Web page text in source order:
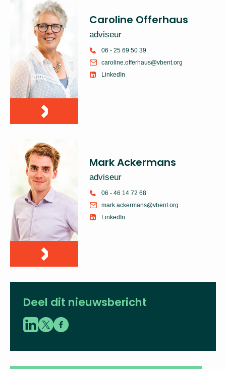
Caroline Offerhaus
adviseur
06 - 25 69 50 39
caroline.offerhaus@vbent.org
LinkedIn
Mark Ackermans
adviseur
06 - 46 14 72 68
mark.ackermans@vbent.org
LinkedIn
Deel dit nieuwsbericht